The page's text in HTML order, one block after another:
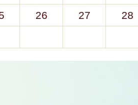
26 27
28